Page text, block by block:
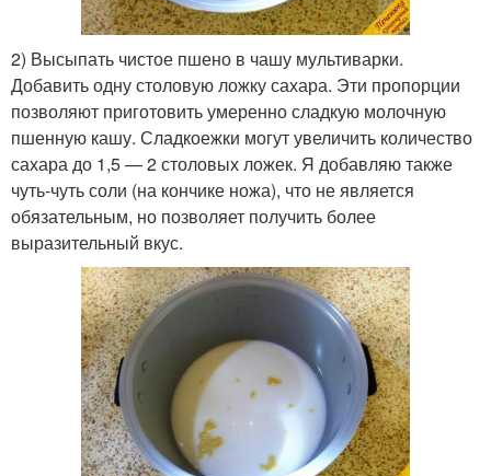
2) Высыпать чистое пшено в чашу мультиварки.
Добавить одну столовую ложку сахара. Эти пропорции
позволяют приготовить умеренно сладкую молочную
пшенную кашу. Сладкоежки могут увеличить количество
сахара до 1,5 — 2 столовых ложек. Я добавляю также
чуть-чуть соли (на кончике ножа), что не является
обязательным, но позволяет получить более
выразительный вкус.